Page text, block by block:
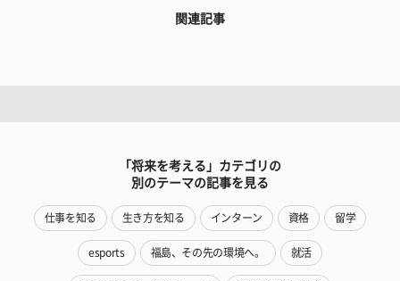
関連記事
「将来を考える」カテゴリの
別のテーマの記事を見る
仕事を知る 生き方を知る インターン 資格 留学
esports 福島、その先の環境へ。 就活